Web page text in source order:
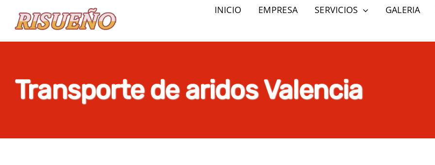
contenido
INICIO EMPRESA SERVICIOS GALERIA
Transporte de aridos Valencia